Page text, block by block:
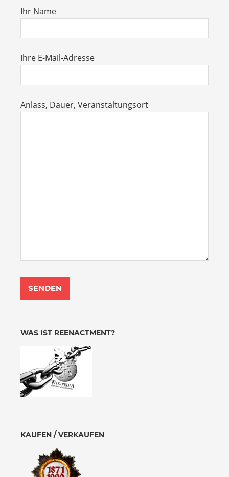
Ihr Name
Ihre E-Mail-Adresse
Anlass, Dauer, Veranstaltungsort
WAS IST REENACTMENT?
KAUFEN / VERKAUFEN